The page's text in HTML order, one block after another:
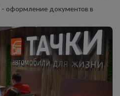
- оформление документов в